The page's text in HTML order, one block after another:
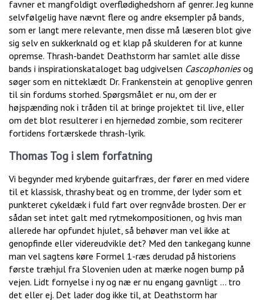
favner et mangfoldigt overflødighedshorn af genrer. Jeg kunne
selvfølgelig have nævnt flere og andre eksempler på bands,
som er langt mere relevante, men disse må læseren blot give
sig selv en sukkerknald og et klap på skulderen for at kunne
opremse. Thrash-bandet Deathstorm har samlet alle disse
bands i inspirationskataloget bag udgivelsen Cascophoniesog
søger som en nitteklædt Dr. Frankenstein at genoplive genren
til sin fordums storhed. Spørgsmålet er nu, om der er
højspænding nok i tråden til at bringe projektet til live, eller
om det blot resulterer i en hjernedød zombie, som reciterer
fortidens fortærskede thrash-lyrik.
Thomas Tog i slem forfatning
Vi begynder med krybende guitarfræs, der fører en med videre
til et klassisk, thrashy beat og en tromme, der lyder som et
punkteret cykeldæk i fuld fart over regnvåde brosten. Der er
sådan set intet galt med rytmekompositionen, og hvis man
allerede har opfundet hjulet, så behøver man vel ikke at
genopfinde eller videreudvikle det? Med den tankegang kunne
man vel sagtens køre Formel 1-ræs derudad på historiens
første træhjul fra Slovenien uden at mærke nogen bump på
vejen. Lidt fornyelse i ny og næ er nu engang gavnligt … tro
det eller ej. Det lader dog ikke til, at Deathstorm har